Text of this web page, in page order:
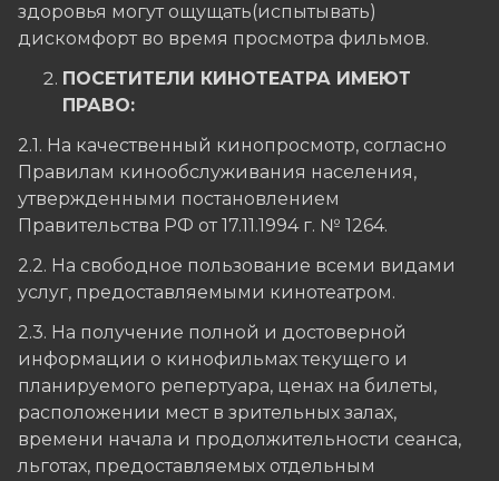
здоровья могут ощущать(испытывать)
дискомфорт во время просмотра фильмов.
ПОСЕТИТЕЛИ КИНОТЕАТРА ИМЕЮТ
ПРАВО:
2.1. На качественный кинопросмотр, согласно
Правилам кинообслуживания населения,
утвержденными постановлением
Правительства РФ от 17.11.1994 г. № 1264.
2.2. На свободное пользование всеми видами
услуг, предоставляемыми кинотеатром.
2.3. На получение полной и достоверной
информации о кинофильмах текущего и
планируемого репертуара, ценах на билеты,
расположении мест в зрительных залах,
времени начала и продолжительности сеанса,
льготах, предоставляемых отдельным